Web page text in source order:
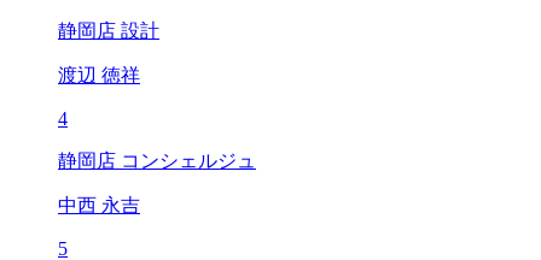
静岡店 設計
渡辺 徳祥
4
静岡店 コンシェルジュ
中西 永吉
5